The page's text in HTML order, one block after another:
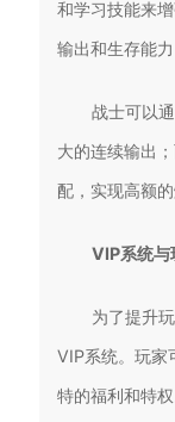
和学习技能来
输出和生存能
战士可以
大的连续输出
配，实现高额的
VIP系统与
为了提升
VIP系统。玩家
特的福利和特